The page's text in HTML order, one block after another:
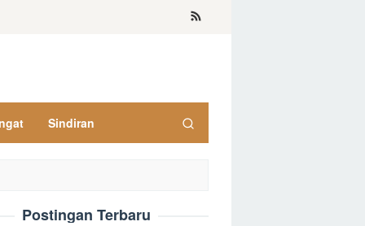
Sindiran
Postingan Terbaru